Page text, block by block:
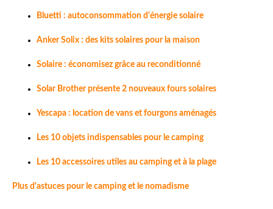
Bluetti : autoconsommation d'énergie solaire
Anker Solix : des kits solaires pour la maison
Solaire : économisez grâce au reconditionné
Solar Brother présente 2 nouveaux fours solaires
Yescapa : location de vans et fourgons aménagés
Les 10 objets indispensables pour le camping
Les 10 accessoires utiles au camping et à la plage
Plus d'astuces pour le camping et le nomadisme